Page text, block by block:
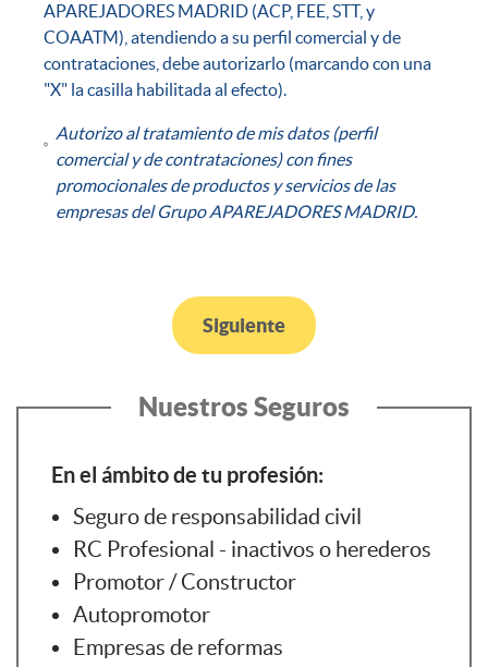
APAREJADORES MADRID (ACP, FEE, STT, y
COAATM), atendiendo a su perfil comercial y de
contrataciones, debe autorizarlo (marcando con una
"X" la casilla habilitada al efecto).
Autorizo al tratamiento de mis datos (perfil
comercial y de contrataciones) con fines
promocionales de productos y servicios de las
empresas del Grupo APAREJADORES MADRID.
Siguiente
Nuestros Seguros
En el ámbito de tu profesión:
Seguro de responsabilidad civil
RC Profesional - inactivos o herederos
Promotor / Constructor
Autopromotor
Empresas de reformas